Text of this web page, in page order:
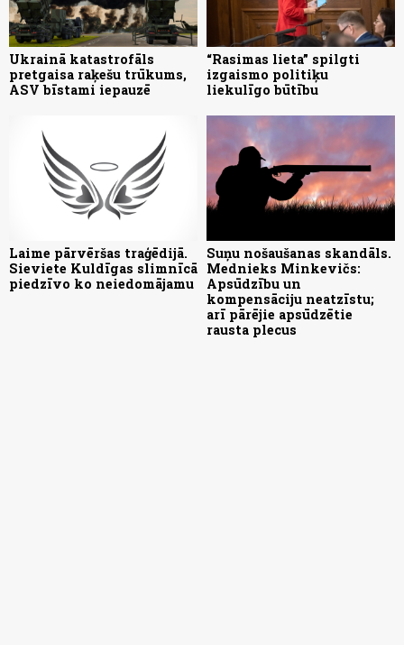
Ukrainā katastrofāls
pretgaisa raķešu trūkums,
ASV bīstami iepauzē
“Rasimas lieta” spilgti
izgaismo politiķu
liekulīgo būtību
Laime pārvēršas traģēdijā.
Sieviete Kuldīgas slimnīcā
piedzīvo ko neiedomājamu
Suņu nošaušanas skandāls.
Mednieks Minkevičs:
Apsūdzību un
kompensāciju neatzīstu;
arī pārējie apsūdzētie
rausta plecus